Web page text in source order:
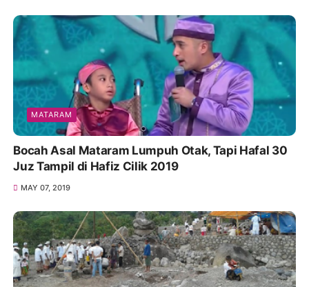
MATARAM
Bocah Asal Mataram Lumpuh Otak, Tapi Hafal 30
Juz Tampil di Hafiz Cilik 2019
MAY 07, 2019